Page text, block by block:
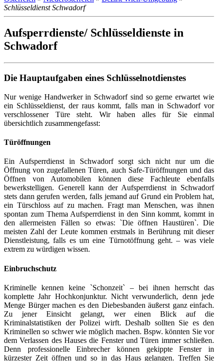
Schlüsseldienst Schwadorf
Aufsperrdienste/ Schlüsseldienste in
Schwadorf
Die Hauptaufgaben eines Schlüsselnotdienstes
Nur wenige Handwerker in Schwadorf sind so gerne erwartet wie
ein Schlüsseldienst, der raus kommt, falls man in Schwadorf vor
verschlossener Türe steht. Wir haben alles für Sie einmal
übersichtlich zusammengefasst:
Türöffnungen
Ein Aufsperrdienst in Schwadorf sorgt sich nicht nur um die
Öffnung von zugefallenen Türen, auch Safe-Türöffnungen und das
Öffnen von Automobilen können diese Fachleute ebenfalls
bewerkstelligen. Generell kann der Aufsperrdienst in Schwadorf
stets dann gerufen werden, falls jemand auf Grund ein Problem hat,
ein Türschloss auf zu machen. Fragt man Menschen, was ihnen
spontan zum Thema Aufsperrdienst in den Sinn kommt, kommt in
den allermeisten Fällen so etwas: `Die öffnen Haustüren`. Die
meisten Zahl der Leute kommen erstmals in Berührung mit dieser
Dienstleistung, falls es um eine Türnotöffnung geht. – was viele
extrem zu würdigen wissen.
Einbruchschutz
Kriminelle kennen keine `Schonzeit` – bei ihnen herrscht das
komplette Jahr Hochkonjunktur. Nicht verwunderlich, denn jede
Menge Bürger machen es den Diebesbanden äußerst ganz einfach.
Zu jener Einsicht gelangt, wer einen Blick auf die
Kriminalstatistiken der Polizei wirft. Deshalb sollten Sie es den
Kriminellen so schwer wie möglich machen. Bspw. könnten Sie vor
dem Verlassen des Hauses die Fenster und Türen immer schließen.
Denn professionelle Einbrecher können gekippte Fenster in
kürzester Zeit öffnen und so in das Haus gelangen. Treffen Sie